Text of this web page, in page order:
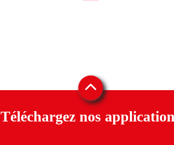
Téléchargez nos